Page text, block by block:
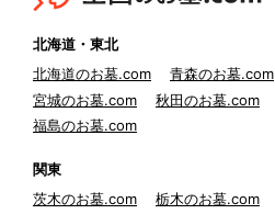
北海道・東北
北海道のお墓.com
青森のお墓.com
宮城のお墓.com
秋田のお墓.com
福島のお墓.com
関東
茨木のお墓.com
栃木のお墓.com